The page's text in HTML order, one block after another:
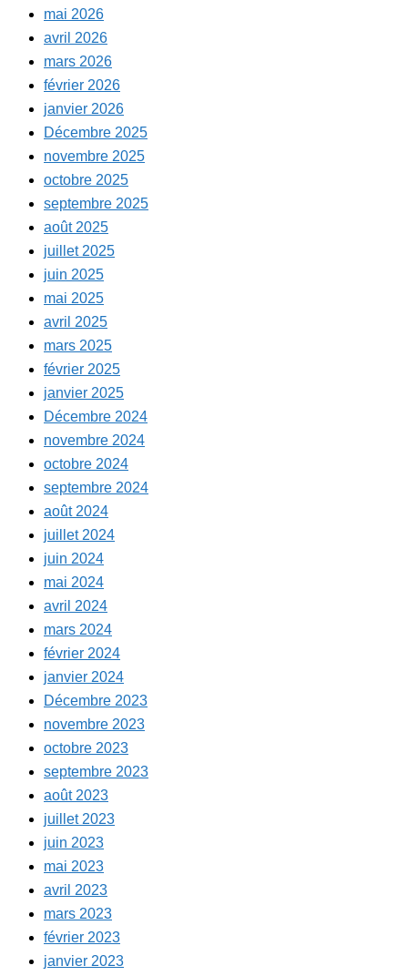
mai 2026
avril 2026
mars 2026
février 2026
janvier 2026
Décembre 2025
novembre 2025
octobre 2025
septembre 2025
août 2025
juillet 2025
juin 2025
mai 2025
avril 2025
mars 2025
février 2025
janvier 2025
Décembre 2024
novembre 2024
octobre 2024
septembre 2024
août 2024
juillet 2024
juin 2024
mai 2024
avril 2024
mars 2024
février 2024
janvier 2024
Décembre 2023
novembre 2023
octobre 2023
septembre 2023
août 2023
juillet 2023
juin 2023
mai 2023
avril 2023
mars 2023
février 2023
janvier 2023